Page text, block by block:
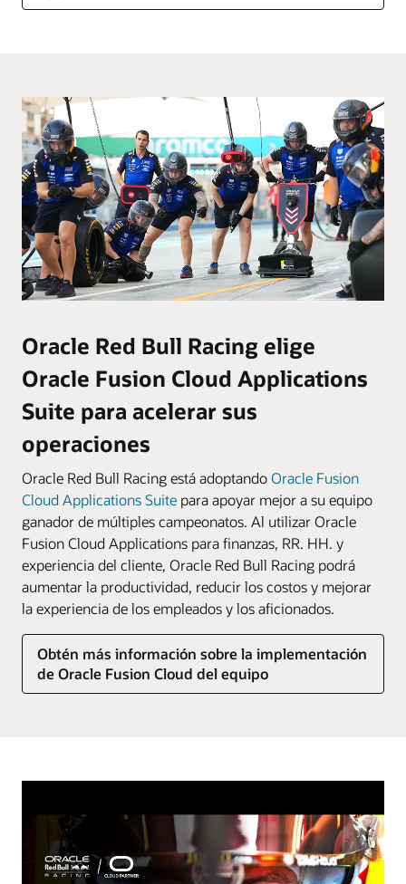
Oracle Red Bull Racing elige
Oracle Fusion Cloud Applications
Suite para acelerar sus
operaciones
Oracle Red Bull Racing está adoptandoOracle Fusion
Cloud Applications Suite para apoyar mejor a su equipo
ganador de múltiples campeonatos. Al utilizar Oracle
Fusion Cloud Applications para finanzas, RR. HH. y
experiencia del cliente, Oracle Red Bull Racing podrá
aumentar la productividad, reducir los costos y mejorar
la experiencia de los empleados y los aficionados.
Obtén más información sobre la implementación
de Oracle Fusion Cloud del equipo